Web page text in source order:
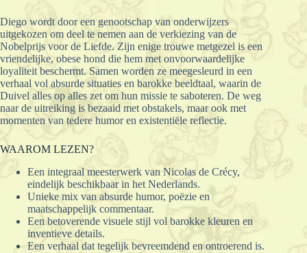
Diego wordt door een genootschap van onderwijzers
uitgekozen om deel te nemen aan de verkiezing van de
Nobelprijs voor de Liefde. Zijn enige trouwe metgezel is een
vriendelijke, obese hond die hem met onvoorwaardelijke
loyaliteit beschermt. Samen worden ze meegesleurd in een
verhaal vol absurde situaties en barokke beeldtaal, waarin de
Duivel alles op alles zet om hun missie te saboteren. De weg
naar de uitreiking is bezaaid met obstakels, maar ook met
momenten van tedere humor en existentiële reflectie.
WAAROM LEZEN?
Een integraal meesterwerk van Nicolas de Crécy,
eindelijk beschikbaar in het Nederlands.
Unieke mix van absurde humor, poëzie en
maatschappelijk commentaar.
Een betoverende visuele stijl vol barokke kleuren en
inventieve details.
Een verhaal dat tegelijk bevreemdend en ontroerend is.